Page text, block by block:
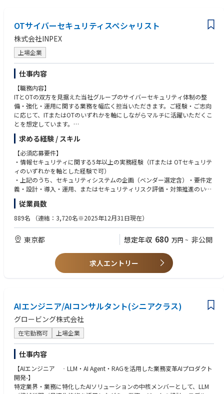
バルポリシーに則りかつ国内オペレーションにフィットするプロセスをオ
ーナーシップをもって実施する。
とともに、新しい世界を切り開きませんか？
•セキュリティ要件に基づくシステム設計経験
■その他(OTHER)
【求める人物像】
•スタートアップのスピード感や柔軟性を楽しめる方
•自社のプロダクトに愛着を持ち主体的に機能開発を進められる方
•複雑な技術的な問題を解決し、柔軟かつ効率的にプロジェクトを推進で
きる方
•チームやステークホルダーとの円滑なコミュニケーションが得意な方
•最新のテクノロジーに対して情熱を持ち、積極的に学び続ける姿勢を持
った方
•社内・社外の様々な人・企業と新たな価値を創造したい方。
OTサイバーセキュリティスペシャリスト
株式会社INPEX
上場企業
仕事内容
【職務内容】
ITとOTの双方を見据えた当社グループのサイバーセキュリティ体制の整
備・強化・運用に関する業務を幅広く担当いただきます。ご経験・ご志向
に応じて、ITまたはOTのいずれかを軸にしながらマルチに活躍いただくこ
とを想定しています。
〈ガバナンス／戦略〉：全社および国内外拠点を対象に情報セキュリティ
戦略の策定と統制体制の構築・高度化を担う。
〈プロジェクト対応（IT/OT）〉：国内外の石油・天然ガス事業プロジェ
クトにおけるIT/OTセキュリティの企画・導入・運用を推進する。
〈OTセキュリティ〉：操業・生産環境（SCADA／DCS等）におけるリスク
評価を行い、OTネットワークおよびIT/OT境界対策の設計・導入・運用を
担う。
ュリティ要件を整理し、安全な利活用を推進する。
〈監視・インシデント対応〉：セキュリティ監視およびインシデント対応
（検知・分析・初動対応・封じ込め・復旧・再発防止）を一貫して推進す
〈規格・リスク評価〉：NIST CSFやIEC 62443等の国内外基準に準拠した
〈システム・施策実装〉：全社セキュリティ戦略に基づき関連システムの
企画・導入・運用および継続的改善を行う。
【応募者へのメッセージ】
当社は『INPEX Vision 2035「責任あるエネルギー・トランジション」の実
現』を掲げ、石油・天然ガス／LNGの安定供給を継続しつつ、CCS・水
素・再生可能エネルギー等を通じた2050年ネットゼロカーボン社会の実現
に積極的に貢献しています。 この実現に向けて、当社は情報セキュリティ
を確保した上で、オフィス業務から操業現場まであらゆる分野でデジタ
ル・AIをフル活用し、生産性を高める「デジタル技術の徹底活用」を進め
ています。こうしたDXの加速とエネルギー・トランジションを安全に支え
るためには、ITとOT（操業・生産）の双方を見据えた強固なサイバーセキ
ュリティが不可欠です。本ポジションでは、ITまたはOTのいずれかのセキ
求める経験 / スキル
【必須応募要件】
・情報セキュリティに関する5年以上の実務経験（ITまたは OTセキュリテ
ィのいずれかを軸とした経験で可）
・上記のうち、セキュリティシステムの企画（ベンダー選定含）・要件定
義・設計・導入・運用、またはセキュリティリスク評価・対策推進のいず
れかに関する3年以上の実務経験
【望ましい経験・資格等】
・ITセキュリティ（ネットワーク／エンドポイント／クラウド／ID管理／S
OC・インシデント対応等）に関する実務経験 ・OT（制御系）セキュリテ
ィ（プラント・生産設備等の制御システム保護、IT/OT境界対策等）に関
する実務経験 ・重要インフラ（ガス・石油・電力等）またはプラント・製
造業におけるセキュリティ実務経験 ・生成AI・クラウド等の新技術活用に
ー資格ー
・情報セキュリティに関する公的資格（情報処理安全確保支援士、CISS
P、CISA、CISM、GICSP等）もしくは同等の知識 ・ITネットワーク、ITア
プリケーション、制御システム等に関する公的資格もしくは知識
【英語力】
英語でのビジネスコミュニケーション、英文による契約書等の資料のレビ
ュー・作成の経験を有するレベル。
従業員数
889名 （連結：3,720名※2025年12月31日現在）
東京都 想定年収 680 万円 ~ 非公開
求人エントリー
AIエンジニア/AIコンサルタント(シニアクラス)
グロービング株式会社
在宅勤務可 上場企業
仕事内容
【AIエンジニア ‐LLM・AI Agent・RAGを活用した業務変革AIプロダクト
開発-】
特定業界・業務に特化したAIソリューションの中核メンバーとして、LLM